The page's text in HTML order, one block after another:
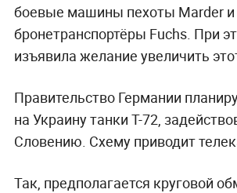
боевые машины пехоты Marder и
бронетранспортёры Fuchs. При
изъявила желание увеличить
Правительство Германии
на Украину танки Т-72,
Словению. Схему приводит
Так, предполагается круговой